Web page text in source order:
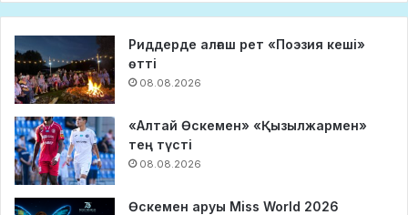
Риддерде алғаш рет «Поэзия кеші»
өтті
08.08.2026
«Алтай Өскемен» «Қызылжармен»
тең түсті
08.08.2026
Өскемен аруы Miss World 2026